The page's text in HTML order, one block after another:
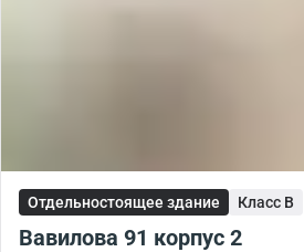
Отдельностоящее здание Класс B
Вавилова 91 корпус 2